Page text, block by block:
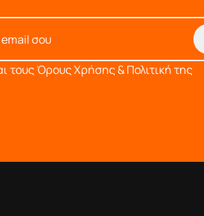
τουςΌρους Χρήσης & Πολιτική της